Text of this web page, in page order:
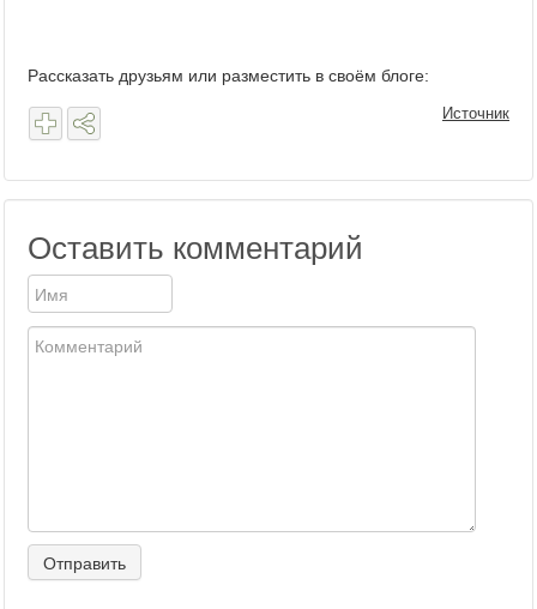
Рассказать друзьям или разместить в своём блоге:
Источник
Оставить комментарий